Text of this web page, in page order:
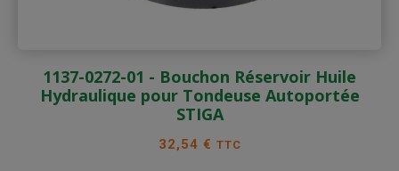
1137-0272-01 - Bouchon Réservoir Huile
Hydraulique pour Tondeuse Autoportée
STIGA
Prix
32,54 € TTC